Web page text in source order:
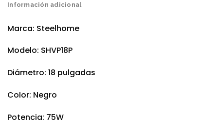
Información adicional
Marca: Steelhome
Modelo: SHVP18P
Diámetro: 18 pulgadas
Color: Negro
Potencia: 75W